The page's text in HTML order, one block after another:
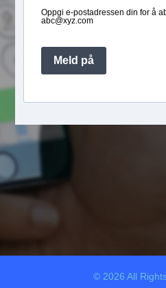
Oppgi e-postadressen din for å
abc@xyz.com
Meld på
© 2026 All